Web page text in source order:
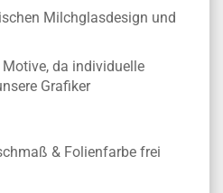
Milchglasdesign und
Motive, da individuelle
Grafiker
& Folienfarbe frei